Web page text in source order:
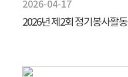
2026-04-17
2026년 제2회 정기봉사활동